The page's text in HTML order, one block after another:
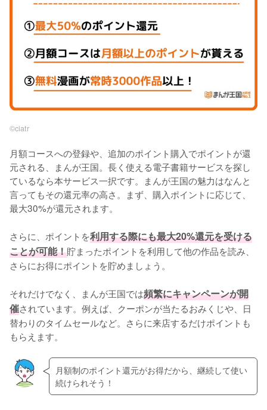
©︎ciatr
月額コースへの登録や、追加のポイント購入でポイントが還
元される、まんが王国。長く使える電子書籍サービスを探し
ているなら本サービス一択です。まんが王国の魅力はなんと
言ってもその還元率の高さ。まず、購入ポイントに応じて、
最大30%が還元されます。
さらに、ポイントを利用する際にも最大20%還元を受ける
ことが可能！貯まったポイントを利用して他の作品を読み、
さらにお得にポイントを貯めましょう。
それだけでなく、まんが王国では頻繁にキャンペーンが開
催されています。例えば、クーポンが当たるおみくじや、日
替わりのタイムセールなど。さらに来店するだけポイントも
もらえます。
月額制のポイント還元がお得だから、継続して使い
続けられそう！